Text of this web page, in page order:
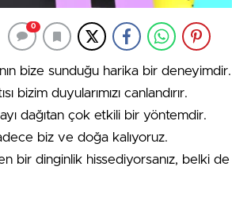
0
bize sunduğu harika bir deneyimdir.
bizim duyularımızı canlandırır.
dağıtan çok etkili bir yöntemdir.
biz ve doğa kalıyoruz.
bir dinginlik hissediyorsanız, belki de